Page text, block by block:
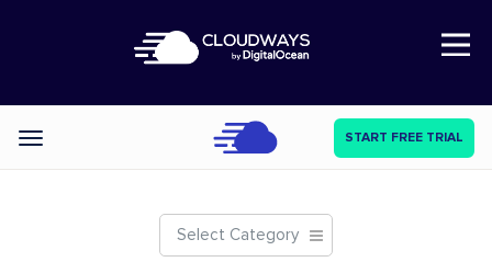
Open Nav
Categories START FREE TRIAL
Select Category